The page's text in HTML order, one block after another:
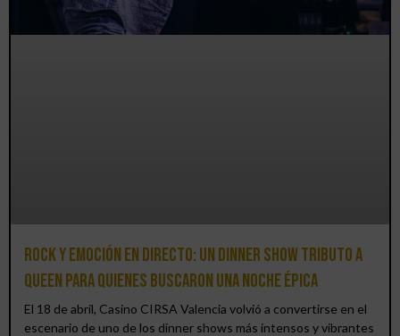
Rock y emoción en directo: un Dinner Show Tributo a
Queen para quienes buscaron una noche épica
El 18 de abril, Casino CIRSA Valencia volvió a convertirse en el
escenario de uno de los dinner shows más intensos y vibrantes